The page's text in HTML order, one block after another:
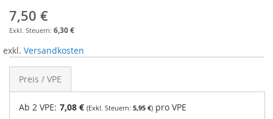
7,50 €
6,30 €
exkl. Versandkosten
Preis / VPE
Ab 2 VPE: 7,08 € 5,95 € pro VPE